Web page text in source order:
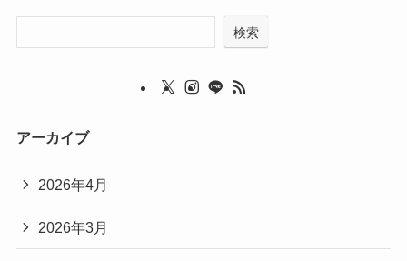
検索
アーカイブ
2026年4月
2026年3月